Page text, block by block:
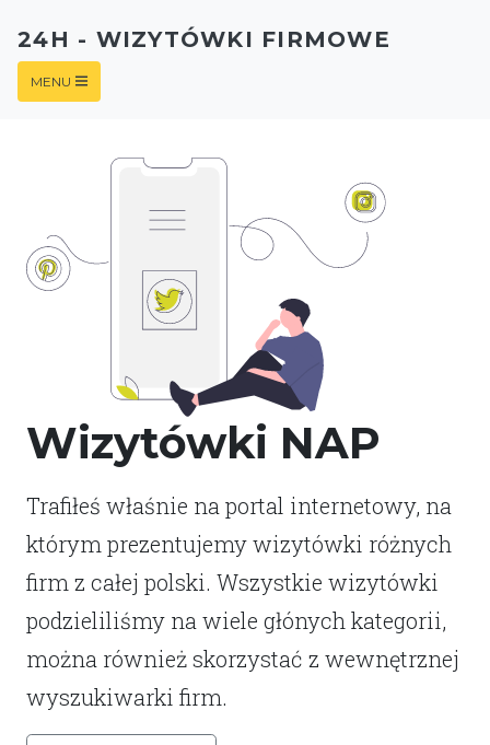
Wizytówki NAP
Trafiłeś właśnie na portal internetowy, na
którym prezentujemy wizytówki różnych
firm z całej polski. Wszystkie wizytówki
podzieliliśmy na wiele głónych kategorii,
można również skorzystać z wewnętrznej
wyszukiwarki firm.
24H - WIZYTÓWKI FIRMOWE
MENU